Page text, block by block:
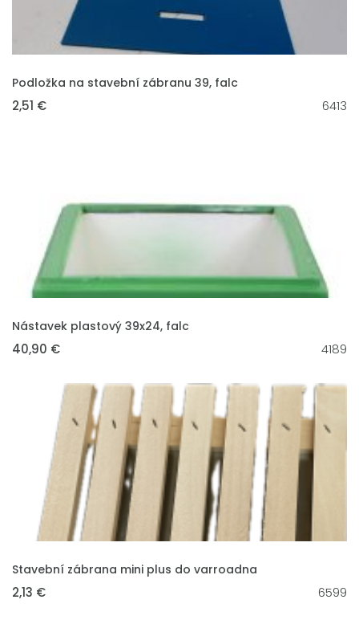
VLOŽIT DO KOŠÍKU
Podložka na stavební zábranu 39, falc
2,51 € 6413
VLOŽIT DO KOŠÍKU
Nástavek plastový 39x24, falc
40,90 € 4189
VLOŽIT DO KOŠÍKU
Stavební zábrana mini plus do varroadna
2,13 € 6599